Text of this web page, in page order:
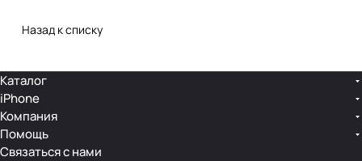
Назад к списку
Каталог
iPhone
Компания
Помощь
Связаться с нами